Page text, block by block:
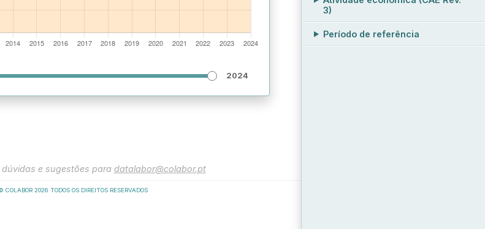
2024
e sugestões para datalabor@colabor.pt
COLABOR 2026 TODOS OS DIREITOS RESERVADOS
3)
Período de referência